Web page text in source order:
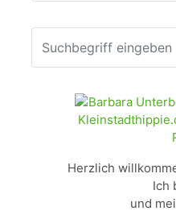
Herzlich
Ich
und